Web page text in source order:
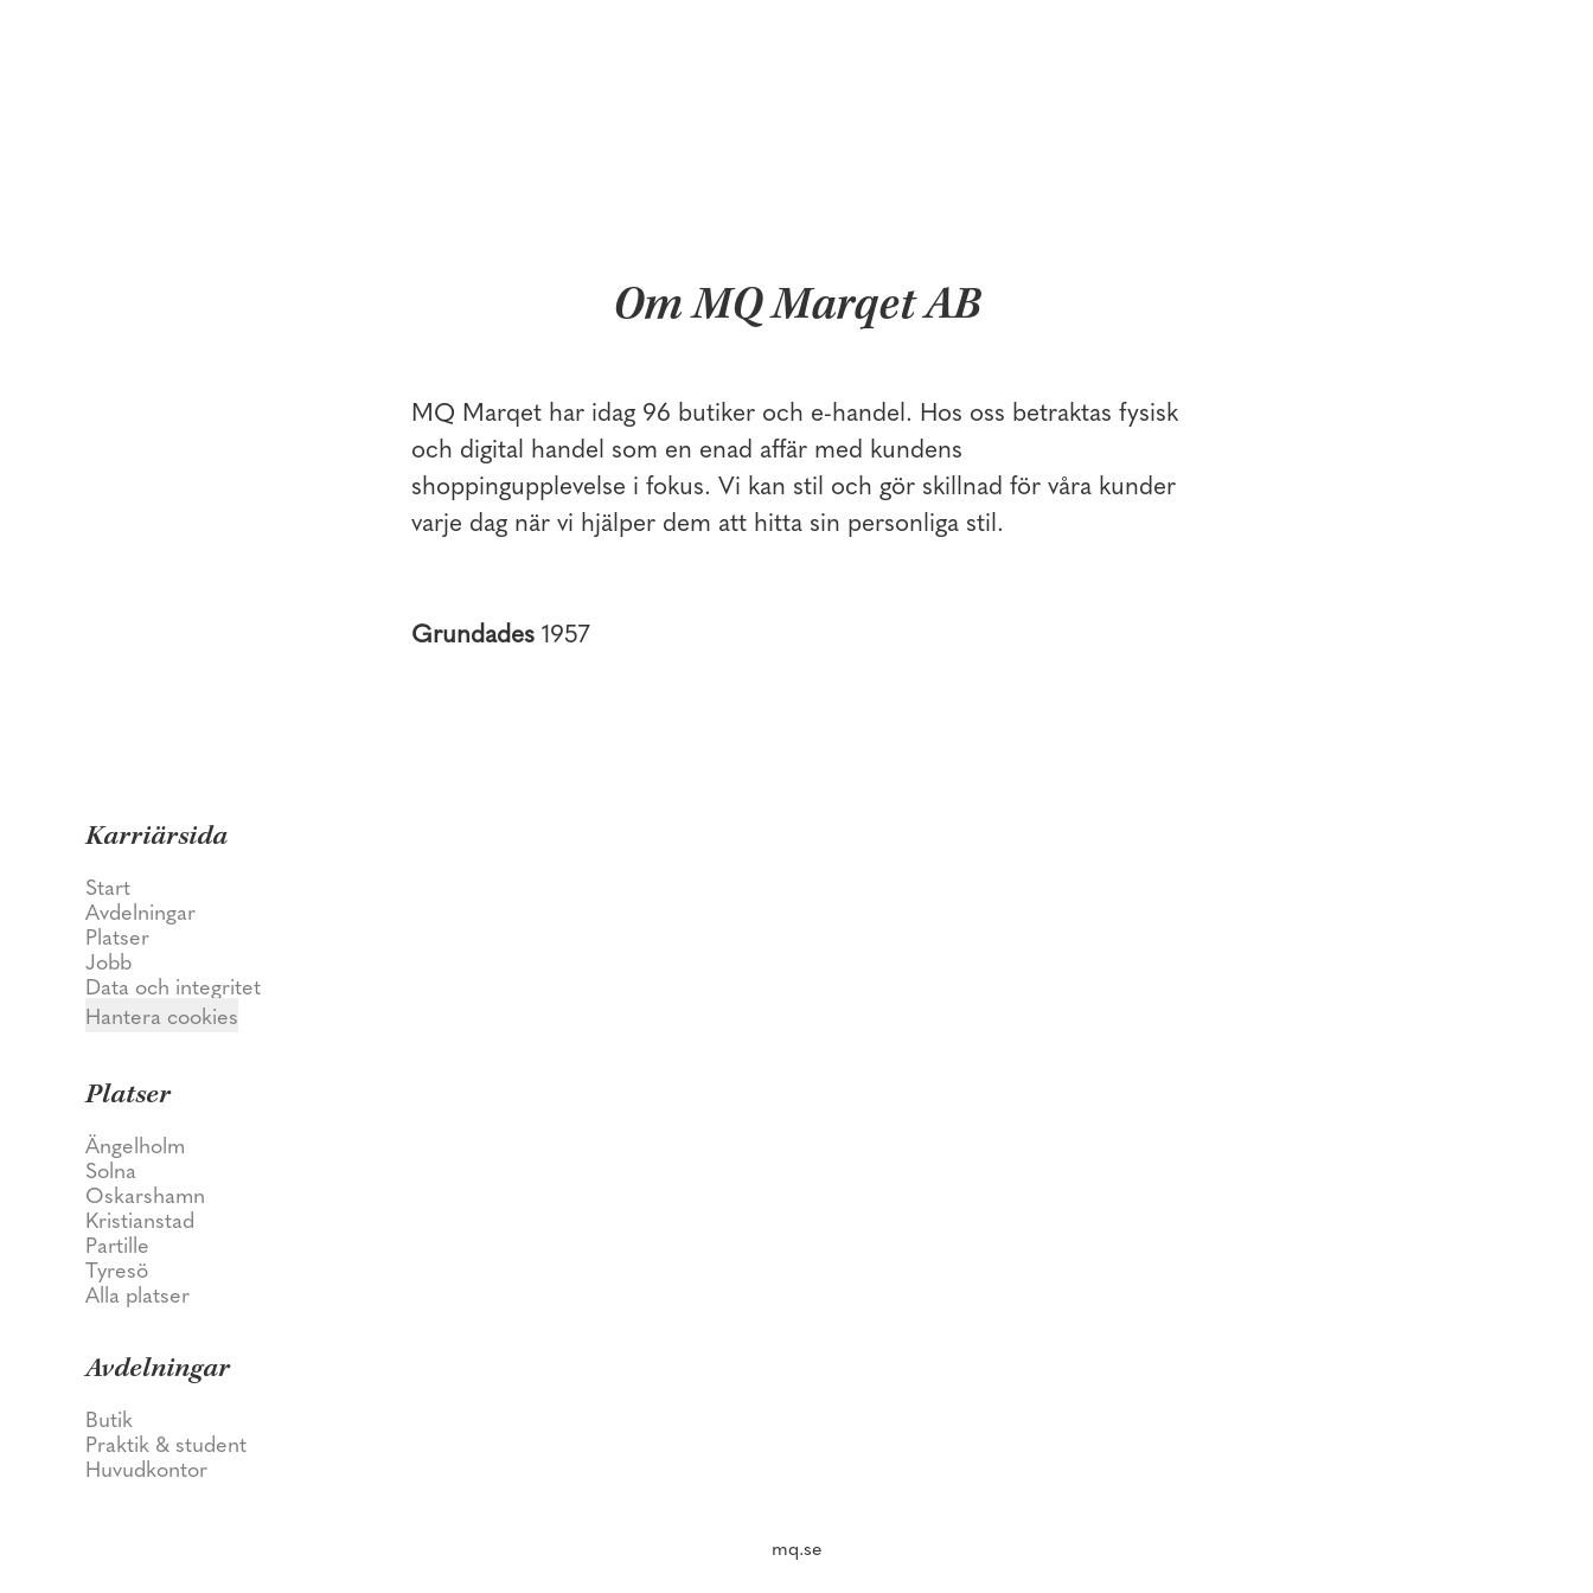
Om MQ Marqet AB
MQ Marqet har idag 96 butiker och e-handel. Hos oss betraktas fysisk
och digital handel som en enad affär med kundens
shoppingupplevelse i fokus. Vi kan stil och gör skillnad för våra kunder
varje dag när vi hjälper dem att hitta sin personliga stil.
Grundades 1957
Karriärsida
Start
Avdelningar
Platser
Jobb
Data och integritet
Hantera cookies
Platser
Ängelholm
Solna
Oskarshamn
Kristianstad
Partille
Tyresö
Alla platser
Avdelningar
Butik
Praktik & student
Huvudkontor
mq.se